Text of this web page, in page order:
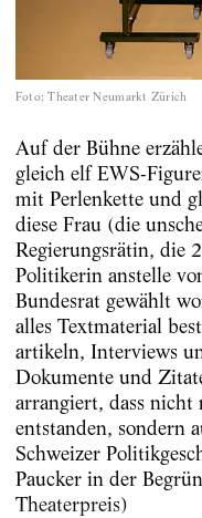
Foto: Theater Neumarkt Zürich
Auf der Bühne
gleich elf EWS-
mit Perlenkette und
diese Frau (die
Regierungsrätin, die
Politikerin anstelle
Bundesrat gewählt
alles Textmaterial
artikeln, Interviews
Dokumente und
arrangiert, dass nicht
entstanden, sondern
Schweizer
Paucker in der
Theaterpreis)